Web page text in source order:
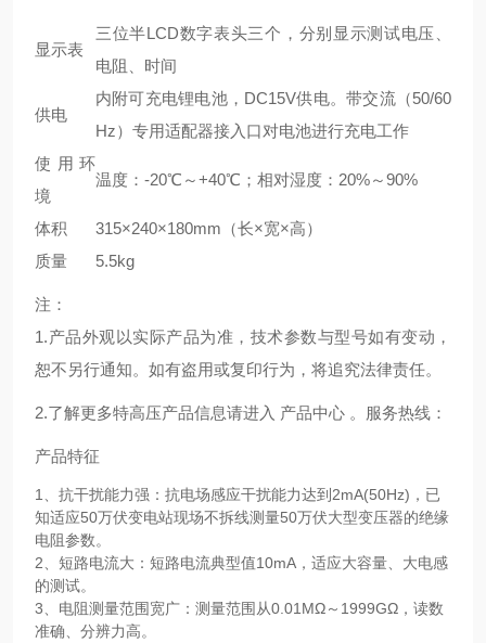
显示表
三位半LCD数字表头三个，分别显示测试电压、
电阻、时间
供电
内附可充电锂电池，DC15V供电。带交流（50/60
Hz）专用适配器接入口对电池进行充电工作
使用环
境
温度：-20℃～+40℃；相对湿度：20%～90%
体积
315×240×180mm（长×宽×高）
质量
5.5kg
注：
1.产品外观以实际产品为准，技术参数与型号如有变动，
恕不另行通知。如有盗用或复印行为，将追究法律责任。
2.了解更多特高压产品信息请进入 产品中心 。服务热线：
产品特征
1、抗干扰能力强：抗电场感应干扰能力达到2mA(50Hz)，已
知适应50万伏变电站现场不拆线测量50万伏大型变压器的绝缘
电阻参数。
2、短路电流大：短路电流典型值10mA，适应大容量、大电感
的测试。
3、电阻测量范围宽广：测量范围从0.01MΩ～1999GΩ，读数
准确、分辨力高。